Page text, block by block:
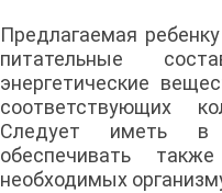
Предлагаемая
питательные
энергетические
соответствующих
Следует иметь в
обеспечивать
необходимых